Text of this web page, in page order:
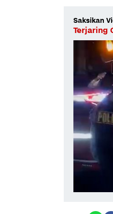
Saksikan
Terjaring